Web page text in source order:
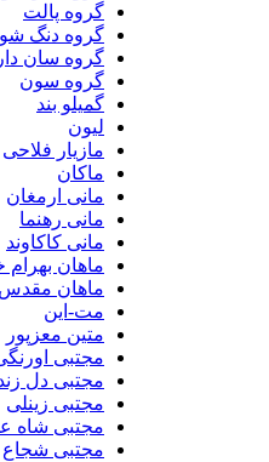
گروه پالت
گروه دنگ شو
گروه سان دارک باند
گروه سون
گمیلو بند
لیون
مازیار فلاحی
ماکان
مانی ارمغان
مانی رهنما
مانی کاکاوند
ماهان بهرام خان
ماهان مقدس زاده
مت-این
متین معزپور
مجتبی اورنگی
مجتبی دل زنده
مجتبی زینلی
مجتبی شاه علی
مجتبی شجاع